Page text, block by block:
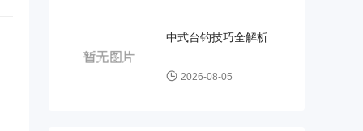
中式台钓技巧全解析
2026-08-05